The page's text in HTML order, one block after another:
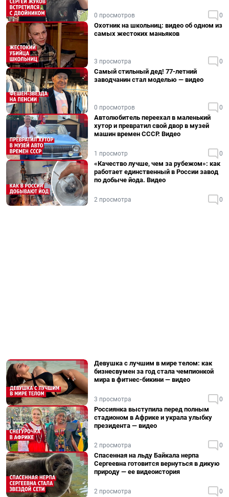
0 просмотров 0
Охотник на школьниц: видео об одном из
самых жестоких маньяков
3 просмотра 0
Самый стильный дед! 77-летний
заводчанин стал моделью — видео
0 просмотров 0
Автолюбитель переехал в маленький
хутор и превратил свой двор в музей
машин времен СССР. Видео
1 просмотр 0
«Качество лучше, чем за рубежом»: как
работает единственный в России завод
по добыче йода. Видео
2 просмотра 0
Девушка с лучшим в мире телом: как
бизнесвумен за год стала чемпионкой
мира в фитнес-бикини — видео
3 просмотра 0
Россиянка выступила перед полным
стадионом в Африке и украла улыбку
президента — видео
2 просмотра 0
Спасенная на льду Байкала нерпа
Сергеевна готовится вернуться в дикую
природу — ее видеоистория
2 просмотра 0